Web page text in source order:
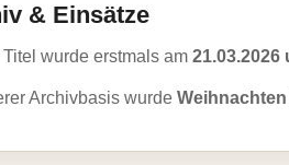
& Einsätze
Titel wurde erstmals am 21.03.2026
Archivbasis wurde